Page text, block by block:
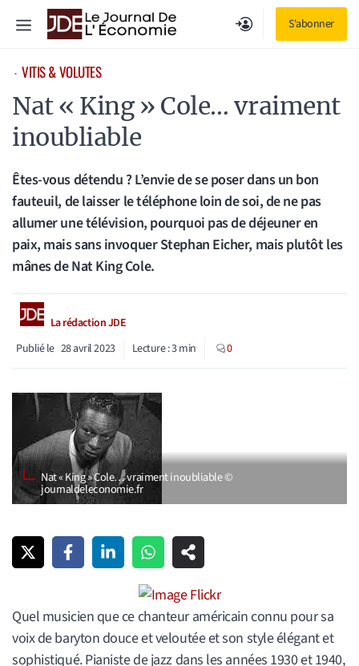
S'abonner
Menu
⋅ VITIS & VOLUTES
Nat « King » Cole… vraiment
inoubliable
Êtes-vous détendu ? L’envie de se poser dans un bon
fauteuil, de laisser le téléphone loin de soi, de ne pas
allumer une télévision, pourquoi pas de déjeuner en
paix, mais sans invoquer Stephan Eicher, mais plutôt les
mânes de Nat King Cole.
La rédaction JDE
Publié le 28 avril 2023 Lecture :3min 0
Nat « King » Cole… vraiment inoubliable ©
journaldeleconomie.fr
Quel musicien que ce chanteur américain connu pour sa
voix de baryton douce et veloutée et son style élégant et
sophistiqué. Pianiste de jazz dans les années 1930 et 1940,